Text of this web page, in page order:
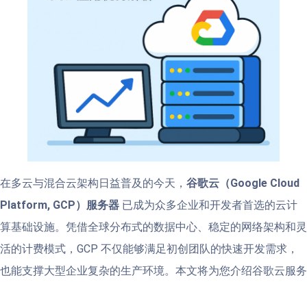
在多云与混合云架构日益普及的今天， 谷歌云（Google Cloud
Platform, GCP）服务器 已成为众多企业和开发者首选的云计
算基础设施。凭借全球分布式的数据中心、稳定的网络架构和灵
活的计费模式，GCP 不仅能够满足初创团队的快速开发需求，
也能支撑大型企业复杂的生产环境。本文将为您介绍谷歌云服务